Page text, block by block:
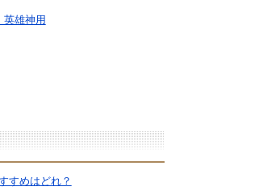
英雄神用
すめはどれ？